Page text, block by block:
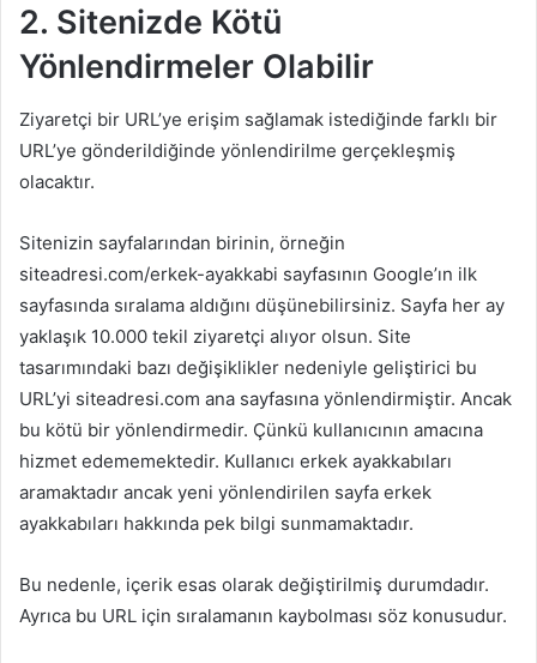
2. Sitenizde Kötü
Yönlendirmeler Olabilir
Ziyaretçi bir URL’ye erişim sağlamak istediğinde farklı bir
URL’ye gönderildiğinde yönlendirilme gerçekleşmiş
olacaktır.
Sitenizin sayfalarından birinin, örneğin
siteadresi.com/erkek-ayakkabi sayfasının Google’ın ilk
sayfasında sıralama aldığını düşünebilirsiniz. Sayfa her ay
yaklaşık 10.000 tekil ziyaretçi alıyor olsun. Site
tasarımındaki bazı değişiklikler nedeniyle geliştirici bu
URL’yi siteadresi.com ana sayfasına yönlendirmiştir. Ancak
bu kötü bir yönlendirmedir. Çünkü kullanıcının amacına
hizmet edememektedir. Kullanıcı erkek ayakkabıları
aramaktadır ancak yeni yönlendirilen sayfa erkek
ayakkabıları hakkında pek bilgi sunmamaktadır.
Bu nedenle, içerik esas olarak değiştirilmiş durumdadır.
Ayrıca bu URL için sıralamanın kaybolması söz konusudur.